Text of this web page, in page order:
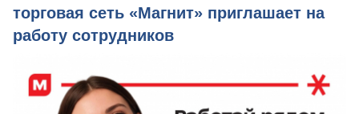
торговая сеть «Магнит» приглашает на
работу сотрудников